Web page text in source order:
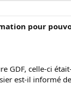
pour
GDF, celle-ci
est-il informé